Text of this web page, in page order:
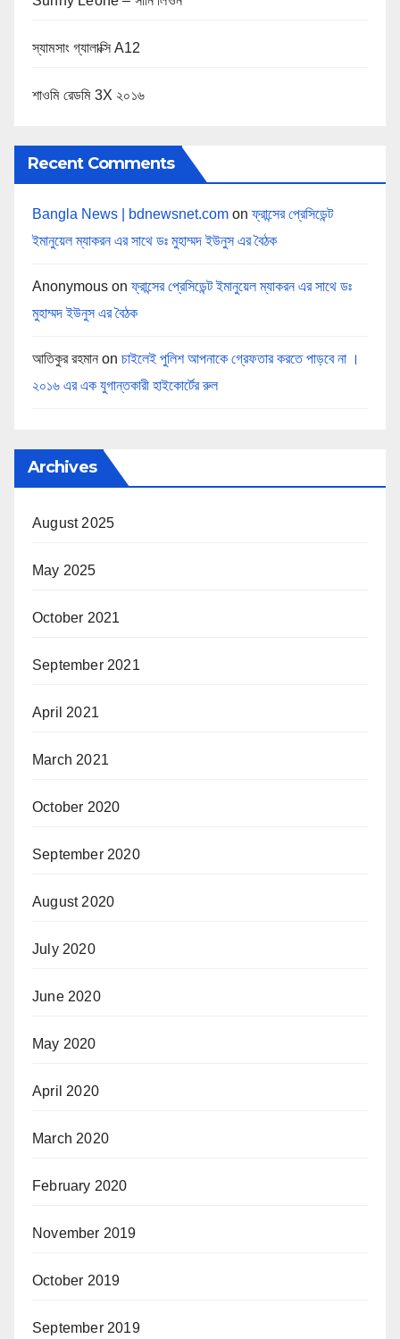
স্যামসাং গ্যালাক্সি A12
শাওমি রেডমি 3X ২০১৬
Recent Comments
Bangla News | bdnewsnet.com onফ্রান্সের প্রেসিডেন্ট
ইমানুয়েল ম্যাকরন এর সাথে ডঃ মুহাম্মদ ইউনুস এর বৈঠক
Anonymous onফ্রান্সের প্রেসিডেন্ট ইমানুয়েল ম্যাকরন এর সাথে ডঃ
মুহাম্মদ ইউনুস এর বৈঠক
আতিকুর রহমান on চাইলেই পুলিশ আপনাকে গ্রেফতার করতে পাড়বে না ।
২০১৬ এর এক যুগান্তকারী হাইকোর্টের রুল
Archives
August 2025
May 2025
October 2021
September 2021
April 2021
March 2021
October 2020
September 2020
August 2020
July 2020
June 2020
May 2020
April 2020
March 2020
February 2020
November 2019
October 2019
September 2019